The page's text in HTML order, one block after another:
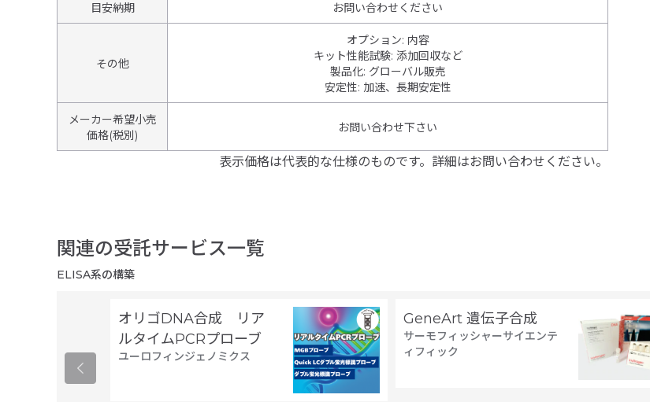
目安納期 お問い合わせください
その他
オプション: 内容
キット性能試験: 添加回収など
製品化: グローバル販売
安定性: 加速、長期安定性
メーカー希望小売
価格(税別)
お問い合わせ下さい
表示価格は代表的な仕様のものです。詳細はお問い合わせください。
関連の受託サービス一覧
ELISA系の構築
オリゴDNA合成 リア
ルタイムPCRプローブ
ユーロフィンジェノミクス
GeneArt 遺伝子合成
サーモフィッシャーサイエンテ
ィフィック